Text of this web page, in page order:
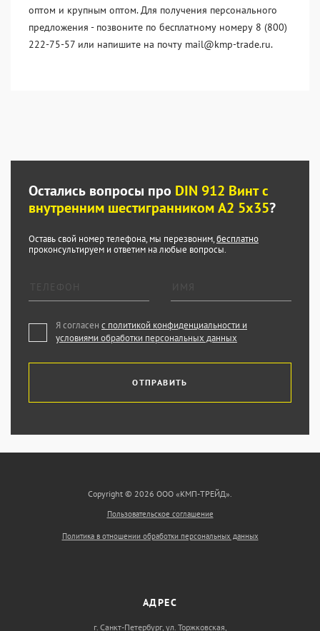
оптом и крупным оптом. Для получения персонального
предложения - позвоните по бесплатному номеру 8 (800)
222-75-57 или напишите на почту mail@kmp-trade.ru.
Остались вопросы про DIN 912 Винт с
внутренним шестигранником А2 5х35?
Оставь свой номер телефона, мы перезвоним,бесплатно
проконсультируем и ответим на любые вопросы.
Я согласен с политикой конфиденциальности и
условиями обработки персональных данных
ОТПРАВИТЬ
Copyright © 2026 ООО «КМП-ТРЕЙД».
Пользовательское соглашение
Политика в отношении обработки персональных данных
АДРЕС
г. Санкт-Петербург, ул. Торжковская,